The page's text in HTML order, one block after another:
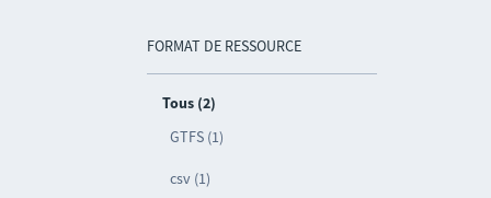
FORMAT DE RESSOURCE
Tous (2)
GTFS (1)
csv (1)